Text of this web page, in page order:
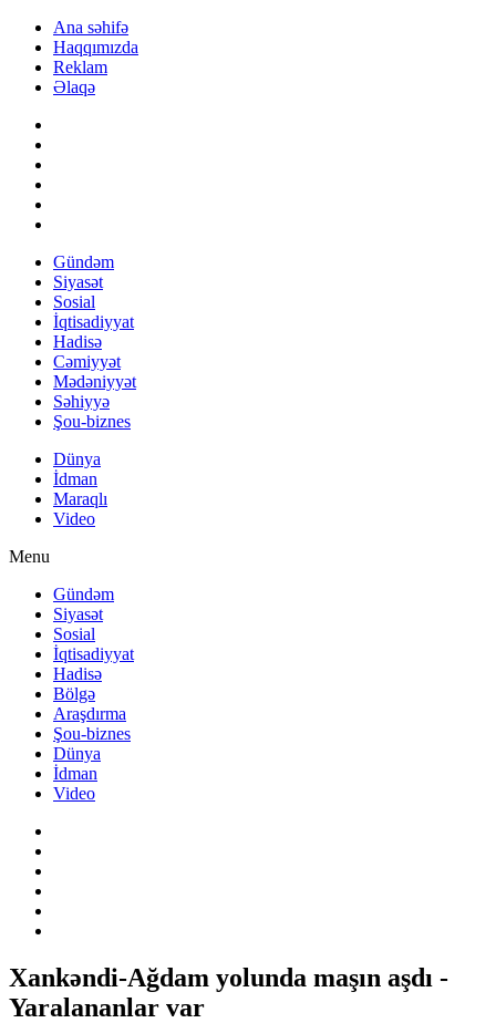
Ana səhifə
Haqqımızda
Reklam
Əlaqə
Gündəm
Siyasət
Sosial
İqtisadiyyat
Hadisə
Cəmiyyət
Mədəniyyət
Səhiyyə
Şou-biznes
Dünya
İdman
Maraqlı
Video
Menu
Gündəm
Siyasət
Sosial
İqtisadiyyat
Hadisə
Bölgə
Araşdırma
Şou-biznes
Dünya
İdman
Video
Xankəndi-Ağdam yolunda maşın aşdı -
Yaralananlar var